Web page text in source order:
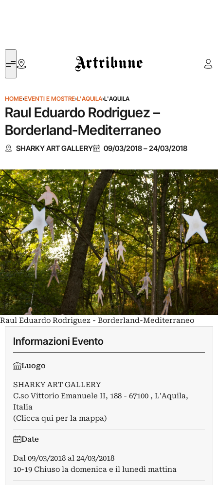
Artribune
HOME›EVENTI E MOSTRE›L'AQUILA›L'AQUILA
Raul Eduardo Rodriguez –
Borderland-Mediterraneo
SHARKY ART GALLERY 09/03/2018–24/03/2018
Raul Eduardo Rodriguez - Borderland-Mediterraneo
Informazioni Evento
Luogo
SHARKY ART GALLERY
C.so Vittorio Emanuele II, 188 - 67100 , L'Aquila,
Italia
(Clicca qui per la mappa)
Date
Dal 09/03/2018 al 24/03/2018
10-19 Chiuso la domenica e il lunedì mattina